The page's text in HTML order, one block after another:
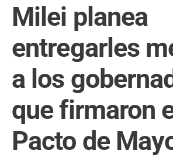
Milei planea
entregarles
a los
que firmaron
Pacto de